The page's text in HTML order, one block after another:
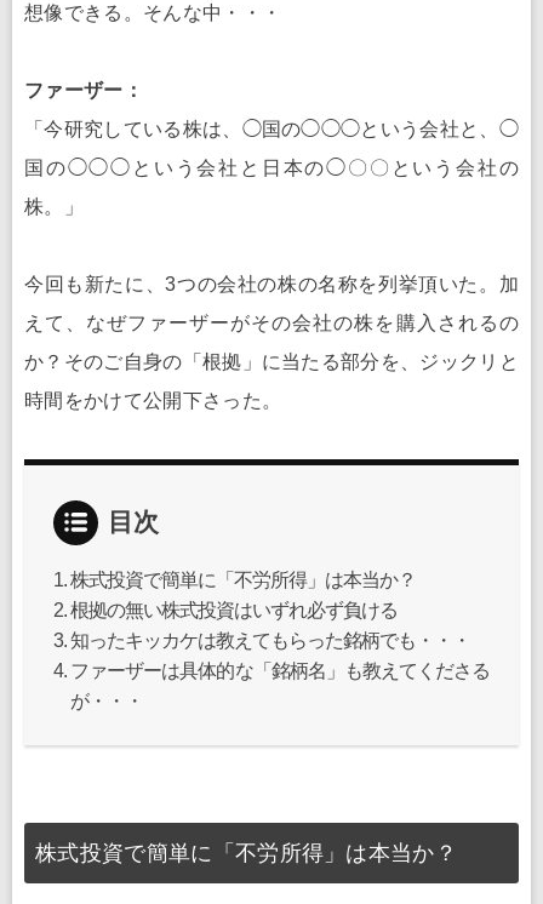
想像できる。そんな中・・・
ファーザー：
「今研究している株は、◯国の◯◯◯という会社と、◯
国の◯◯◯という会社と日本の◯〇〇という会社の
株。」
今回も新たに、3つの会社の株の名称を列挙頂いた。加
えて、なぜファーザーがその会社の株を購入されるの
か？そのご自身の「根拠」に当たる部分を、ジックリと
時間をかけて公開下さった。
目次
株式投資で簡単に「不労所得」は本当か？
根拠の無い株式投資はいずれ必ず負ける
知ったキッカケは教えてもらった銘柄でも・・・
ファーザーは具体的な「銘柄名」も教えてくださる
が・・・
株式投資で簡単に「不労所得」は本当か？